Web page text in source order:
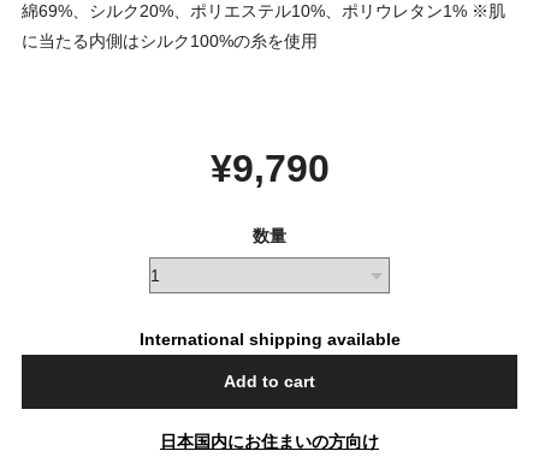
綿69%、シルク20%、ポリエステル10%、ポリウレタン1% ※肌
に当たる内側はシルク100%の糸を使用
¥9,790
数量
International shipping available
Add to cart
日本国内にお住まいの方向け